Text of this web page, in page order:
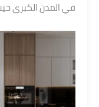
في المدن الكبرى